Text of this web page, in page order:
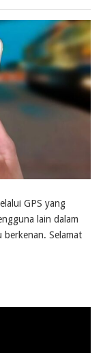
GPS yang
lain dalam
berkenan. Selamat